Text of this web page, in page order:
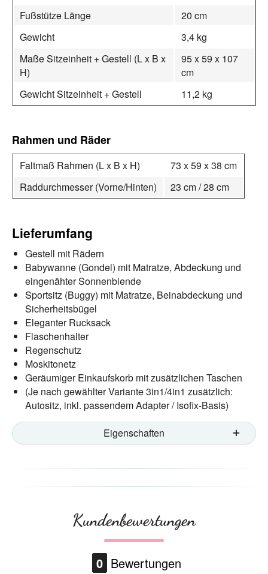
Fußstütze Länge
20 cm
Gewicht
3,4 kg
Maße Sitzeinheit + Gestell (L x B x
H)
95 x 59 x 107
cm
Gewicht Sitzeinheit + Gestell
11,2 kg
Rahmen und Räder
Faltmaß Rahmen (L x B x H)
73 x 59 x 38 cm
Raddurchmesser (Vorne/Hinten)
23 cm / 28 cm
Lieferumfang
Gestell mit Rädern
Babywanne (Gondel) mit Matratze, Abdeckung und
eingenähter Sonnenblende
Sportsitz (Buggy) mit Matratze, Beinabdeckung und
Sicherheitsbügel
Eleganter Rucksack
Flaschenhalter
Regenschutz
Moskitonetz
Geräumiger Einkaufskorb mit zusätzlichen Taschen
(Je nach gewählter Variante 3in1/4in1 zusätzlich:
Autositz, inkl. passendem Adapter / Isofix-Basis)
Eigenschaften
Kundenbewertungen
0 Bewertungen